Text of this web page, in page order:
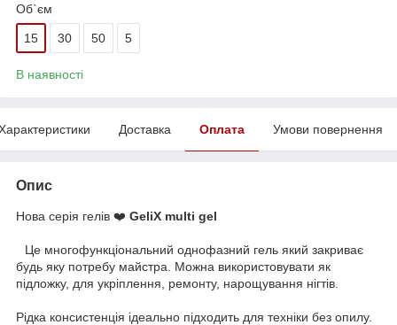
Об`єм
15 30 50 5
В наявності
Доставка Оплата Умови повернення
Опис
Нова серія гелів ❤️ GeliX multi gel
⠀Це многофункціональний однофазний гель який закриває
будь яку потребу майстра. Можна використовувати як
підложку, для укріплення, ремонту, нарощування нігтів.
Рідка консистенція ідеально підходить для техніки без опилу.